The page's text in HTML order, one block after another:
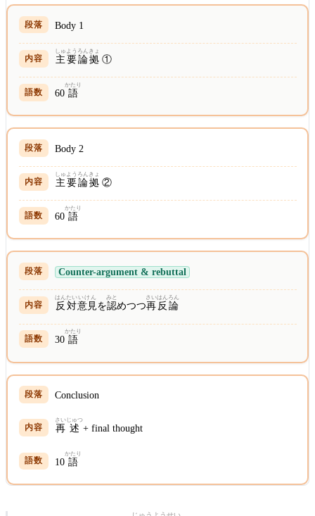
Body 1
主要
しゅよう
論拠
ろんきょ
①
60 語
かたり
Body 2
主要
しゅよう
論拠
ろんきょ
②
60 語
かたり
Counter-argument & rebuttal
反対
はんたい
意見
いけん
を認
みと
めつつ再
さい
反論
はんろん
30 語
かたり
Conclusion
再
さい
述
じゅつ
+ final thought
10 語
かたり